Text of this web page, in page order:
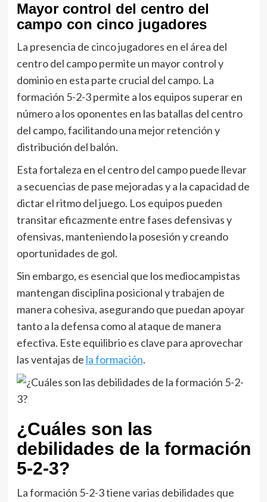
Mayor control del centro del
campo con cinco jugadores
La presencia de cinco jugadores en el área del
centro del campo permite un mayor control y
dominio en esta parte crucial del campo. La
formación 5-2-3 permite a los equipos superar en
número a los oponentes en las batallas del centro
del campo, facilitando una mejor retención y
distribución del balón.
Esta fortaleza en el centro del campo puede llevar
a secuencias de pase mejoradas y a la capacidad de
dictar el ritmo del juego. Los equipos pueden
transitar eficazmente entre fases defensivas y
ofensivas, manteniendo la posesión y creando
oportunidades de gol.
Sin embargo, es esencial que los mediocampistas
mantengan disciplina posicional y trabajen de
manera cohesiva, asegurando que puedan apoyar
tanto a la defensa como al ataque de manera
efectiva. Este equilibrio es clave para aprovechar
las ventajas de la formación.
¿Cuáles son las
debilidades de la formación
5-2-3?
La formación 5-2-3 tiene varias debilidades que